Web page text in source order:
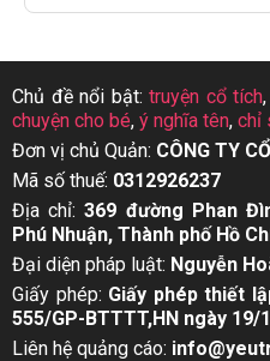
Chủ đề nổi bật:truyện cổ tích,
chuyện cho bé, ý nghĩa tên, chỉ
Đơn vị chủ Quản: CÔNG TY
Mã số thuế: 0312926237
Địa chỉ:369 đường Phan
Phú Nhuận, Thành phố Hồ
Đại diện pháp luật: Nguyễn
Giấy phép: Giấy phép thiết
555/GP-BTTTT,HN ngày 19/
Liên hệ quảng cáo: